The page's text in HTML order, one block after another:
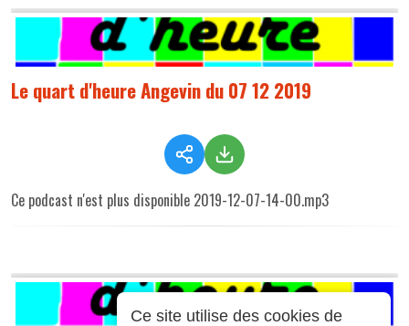
Le quart d'heure Angevin du 07 12 2019
Ce podcast n'est plus disponible 2019-12-07-14-00.mp3
Ce site utilise des cookies de